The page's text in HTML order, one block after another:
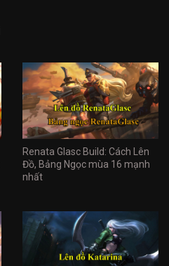
Renata Glasc Build: Cách Lên
Đồ, Bảng Ngọc mùa 16 mạnh
nhất